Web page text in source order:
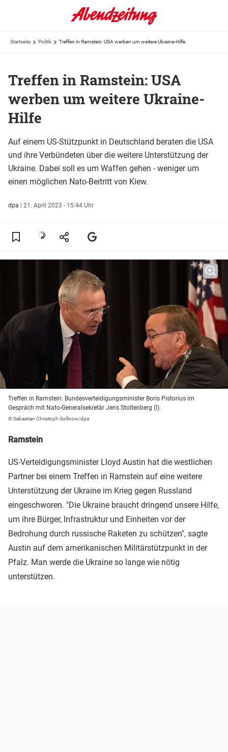
Startseite Politik Treffen in Ramstein: USA werben um weitere Ukraine-Hilfe
Treffen in Ramstein: USA
werben um weitere Ukraine-
Hilfe
Auf einem US-Stützpunkt in Deutschland beraten die USA
und ihre Verbündeten über die weitere Unterstützung der
Ukraine. Dabei soll es um Waffen gehen - weniger um
einen möglichen Nato-Beitritt von Kiew.
dpa | 21. April 2023 - 15:44 Uhr
Treffen in Ramstein: Bundesverteidigungsminister Boris Pistorius im
Gespräch mit Nato-Generalsekretär Jens Stoltenberg (l).
© Sebastian Christoph Gollnow/dpa
Ramstein
US-Verteidigungsminister Lloyd Austin hat die westlichen
Partner bei einem Treffen in Ramstein auf eine weitere
Unterstützung der Ukraine im Krieg gegen Russland
eingeschworen. "Die Ukraine braucht dringend unsere Hilfe,
um ihre Bürger, Infrastruktur und Einheiten vor der
Bedrohung durch russische Raketen zu schützen", sagte
Austin auf dem amerikanischen Militärstützpunkt in der
Pfalz. Man werde die Ukraine so lange wie nötig
unterstützen.